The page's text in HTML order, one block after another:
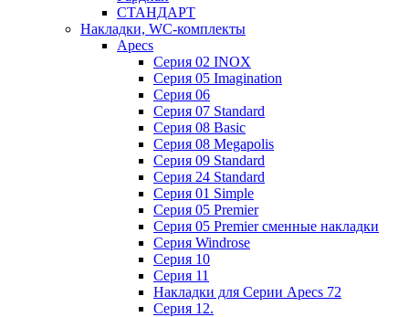
СТАНДАРТ
Накладки, WC-комплекты
Apecs
Cерия 02 INOX
Cерия 05 Imagination
Cерия 06
Cерия 07 Standard
Cерия 08 Basic
Cерия 08 Megapolis
Cерия 09 Standard
Cерия 24 Standard
Серия 01 Simple
Серия 05 Premier
Серия 05 Premier сменные накладки
Cерия Windrose
Серия 10
Серия 11
Накладки для Серии Apecs 72
Серия 12.